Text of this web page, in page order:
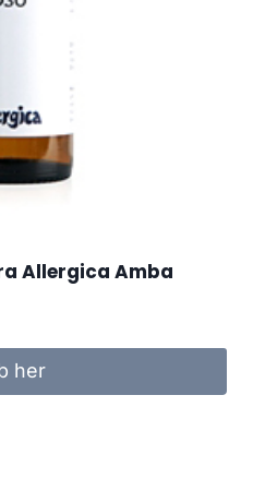
Allergica Amba
her